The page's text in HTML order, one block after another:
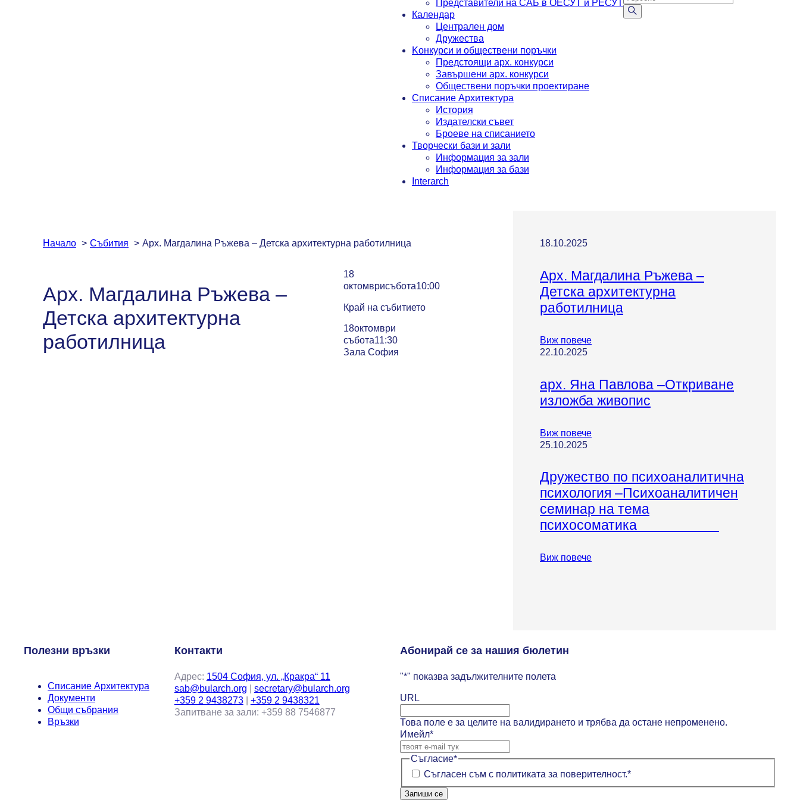
Представители на САБ в ОЕСУТ и РЕСУТ
Календар
Централен дом
Дружества
Koнкурси и обществени поръчки
Предстоящи арх. конкурси
Завършени арх. конкурси
Обществени поръчки проектиране
Списание Архитектура
История
Издателски съвет
Броеве на списанието
Творчески бази и зали
Информация за зали
Информация за бази
Interarch
Начало Събития Арх. Магдалина Ръжева – Детска архитектурна работилница
Арх. Магдалина Ръжева –
Детска архитектурна
работилница
18
октомврисъбота10:00
Край на събитието
18октомври
събота11:30
Зала София
18.10.2025
Арх. Магдалина Ръжева –
Детска архитектурна
работилница
Виж повече
22.10.2025
арх. Яна Павлова –Откриване
изложба живопис
Виж повече
25.10.2025
Дружество по психоаналитична
психология –Психоаналитичен
семинар на тема
психосоматика
Виж повече
Полезни връзки
Списание Архитектура
Документи
Общи събрания
Връзки
Контакти
Адрес: 1504 София, ул. „Кракра“ 11
sab@bularch.org
secretary@bularch.org
+359 2 9438273| +359 2 9438321
Запитване за зали: +359 88 7546877
Абонирай се за нашия бюлетин
"*" показва задължителните полета
URL
Това поле е за целите на валидирането и трябва да остане непроменено.
Имейл*
Съгласие*
Съгласен съм с политиката за поверителност.*
Запиши се